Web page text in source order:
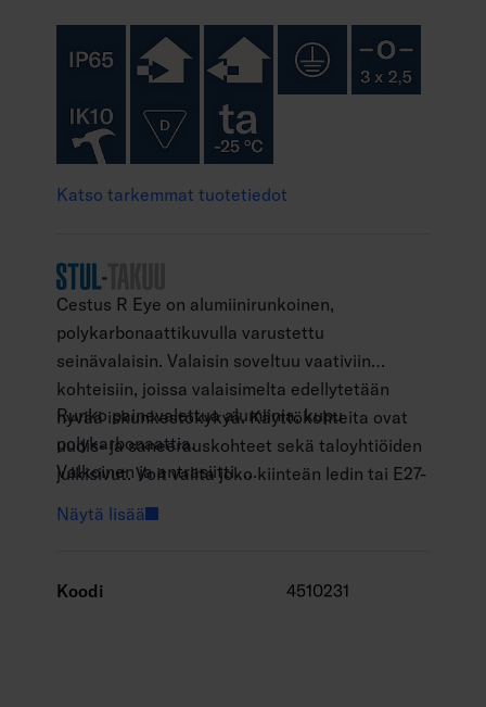
Katso tarkemmat tuotetiedot
Cestus R Eye on alumiinirunkoinen,
polykarbonaattikuvulla varustettu
seinävalaisin. Valaisin soveltuu vaativiin
kohteisiin, joissa valaisimelta edellytetään
hyvää iskunkestokykyä. Käyttökohteita ovat
uudis- ja saneerauskohteet sekä taloyhtiöiden
julkisivut. Voit valita joko kiinteän ledin tai E27-
Runko painevalettua alumiinia, kupu
polykarbonaattia.
Valkoinen ja antrasiitti.
Katto- ja seinäasennus pintaan.
Murtoaihiot pintakaapelointia varten.
Näytä lisää
Koodi 4510231